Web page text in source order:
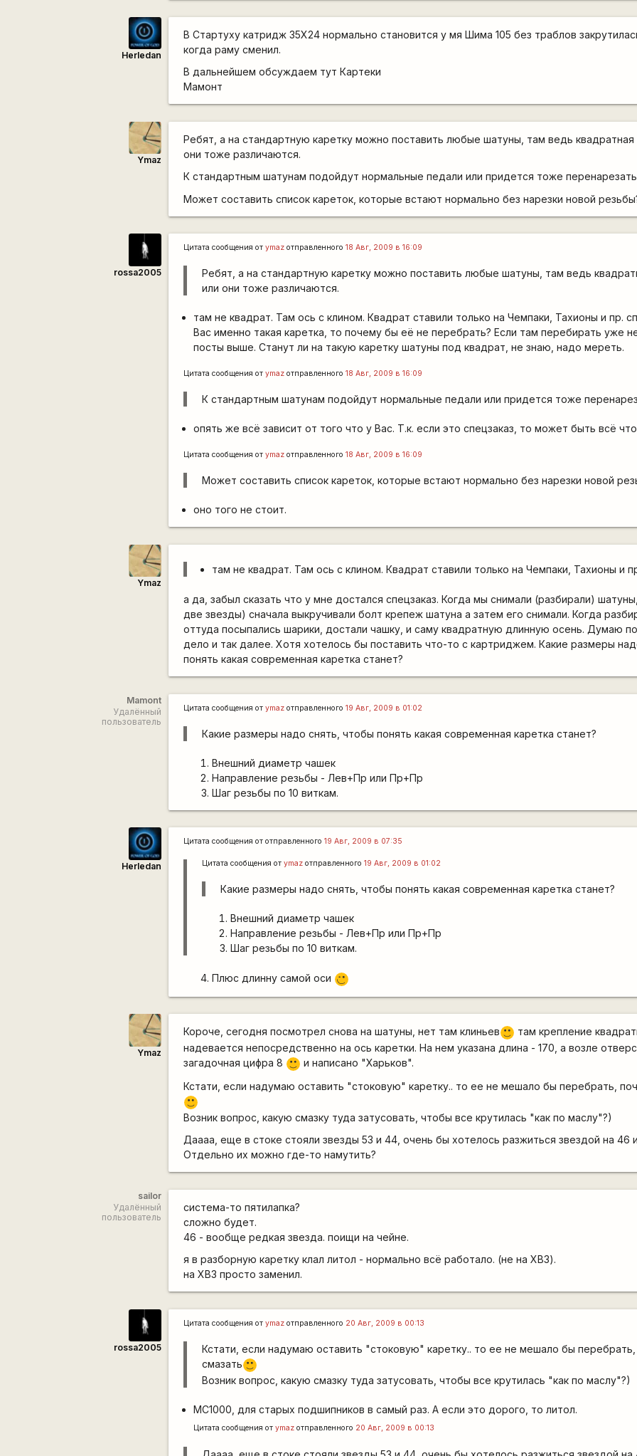
Herledan
В Стартуху катридж 35Х24 нормально становится у мя Шима 105 без траблов
когда раму сменил.
В дальнейшем обсуждаем тут Картеки
Мамонт
Ymaz
Ребят, а на стандартную каретку можно поставить любые шатуны, там ведь квадратная
они тоже различаются.
К стандартным шатунам подойдут нормальные педали или придется тоже
Может составить список кареток, которые встают нормально без нарезки новой
rossa2005
Цитата сообщения отymaz отправленного18 Авг, 2009 в 16:09
Ребят, а на стандартную каретку можно поставить любые шатуны, там ведь
или они тоже различаются.
там не квадрат. Там ось с клином. Квадрат ставили только на Чемпаки, Тахионы и пр.
Вас именно такая каретка, то почему бы её не перебрать? Если там перебирать уже
посты выше. Станут ли на такую каретку шатуны под квадрат, не знаю, надо мереть.
Цитата сообщения отymaz отправленного18 Авг, 2009 в 16:09
К стандартным шатунам подойдут нормальные педали или придется тоже
опять же всё зависит от того что у Вас. Т.к. если это спецзаказ, то может быть всё
Цитата сообщения отymaz отправленного18 Авг, 2009 в 16:09
Может составить список кареток, которые встают нормально без нарезки новой
оно того не стоит.
Ymaz
там не квадрат. Там ось с клином. Квадрат ставили только на Чемпаки, Тахионы и
а да, забыл сказать что у мне достался спецзаказ. Когда мы снимали (разбирали)
две звезды) сначала выкручивали болт крепеж шатуна а затем его снимали. Когда
оттуда посыпались шарики, достали чашку, и саму квадратную длинную осень. Думаю
дело и так далее. Хотя хотелось бы поставить что-то с картриджем. Какие размеры
понять какая современная каретка станет?
Mamont
Удалённый
пользователь
Цитата сообщения отymaz отправленного19 Авг, 2009 в 01:02
Какие размеры надо снять, чтобы понять какая современная каретка станет?
Внешний диаметр чашек
Направление резьбы - Лев+Пр или Пр+Пр
Шаг резьбы по 10 виткам.
Herledan
Цитата сообщения ототправленного19 Авг, 2009 в 07:35
Цитата сообщения отymaz отправленного19 Авг, 2009 в 01:02
Какие размеры надо снять, чтобы понять какая современная каретка станет?
Внешний диаметр чашек
Направление резьбы - Лев+Пр или Пр+Пр
Шаг резьбы по 10 виткам.
Плюс длинну самой оси ;)
Ymaz
Короче, сегодня посмотрел снова на шатуны, нет там клиньев :)
там крепление
надевается непосредственно на ось каретки. На нем указана длина - 170, а возле
загадочная цифра 8
:) и написано "Харьков".
Кстати, если надумаю оставить "стоковую" каретку.. то ее не мешало бы перебрать,
:)
Возник вопрос, какую смазку туда затусовать, чтобы все крутилась "как по маслу"?)
Даааа, еще в стоке стояли звезды 53 и 44, очень бы хотелось разжиться звездой на 46
Отдельно их можно где-то намутить?
sailor
Удалённый
пользователь
система-то пятилапка?
сложно будет.
46 - вообще редкая звезда. поищи на чейне.
я в разборную каретку клал литол - нормально всё работало. (не на ХВЗ).
на ХВЗ просто заменил.
rossa2005
Цитата сообщения отymaz отправленного 20 Авг, 2009 в 00:13
Кстати, если надумаю оставить "стоковую" каретку.. то ее не мешало бы перебрать,
смазать :)
Возник вопрос, какую смазку туда затусовать, чтобы все крутилась "как по маслу"?)
МС1000, для старых подшипников в самый раз. А если это дорого, то литол.
Цитата сообщения отymaz отправленного 20 Авг, 2009 в 00:13